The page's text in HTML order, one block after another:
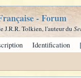
- Forum
J.R.R. Tolkien, l'auteur du
Identification